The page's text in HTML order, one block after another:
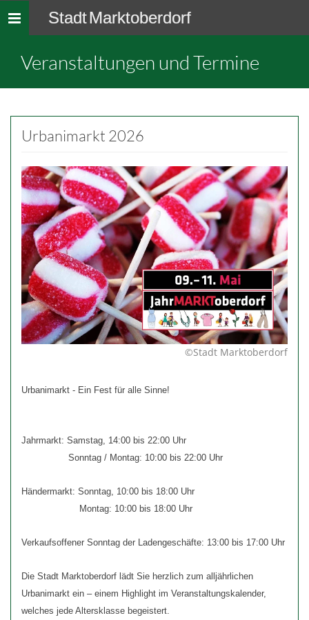
Toggle
navigation
Stadt Marktoberdorf
Veranstaltungen und Termine
Urbanimarkt 2026
©Stadt Marktoberdorf
Urbanimarkt - Ein Fest für alle Sinne!
Jahrmarkt: Samstag, 14:00 bis 22:00 Uhr
Sonntag / Montag: 10:00 bis 22:00 Uhr
Händermarkt: Sonntag, 10:00 bis 18:00 Uhr
Montag: 10:00 bis 18:00 Uhr
Verkaufsoffener Sonntag der Ladengeschäfte: 13:00 bis 17:00 Uhr
Die Stadt Marktoberdorf lädt Sie herzlich zum alljährlichen
Urbanimarkt ein – einem Highlight im Veranstaltungskalender,
welches jede Altersklasse begeistert.